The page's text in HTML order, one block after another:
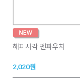
해피사각 펜파우치
2,020원